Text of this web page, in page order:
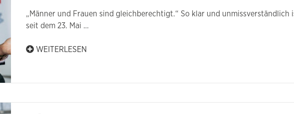
„Männer und Frauen sind gleichberechtigt.“ So klar und
seit dem 23. Mai …
WEITERLESEN